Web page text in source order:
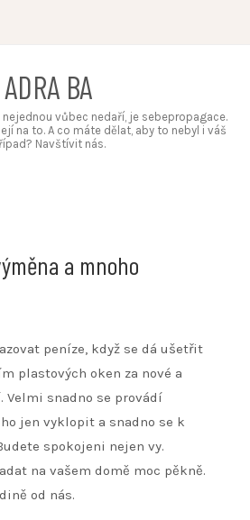
ADRA BA
vůbec nedaří, je sebepropagace.
na to. A co máte dělat, aby to nebyl i váš
Navštívit nás.
a mnoho
peníze, když se dá ušetřit
plastových oken za nové a
Velmi snadno se provádí
jen vyklopit a snadno se k
spokojeni nejen vy.
na vašem domě moc pěkně.
od nás.